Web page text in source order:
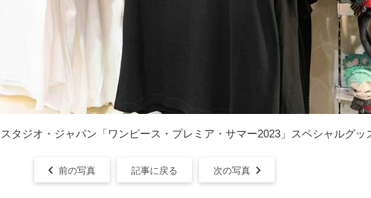
タジオ・ジャパン「ワンピース・プレミア・サマー2023」スペシャルグッ
前の写真 記事に戻る 次の写真